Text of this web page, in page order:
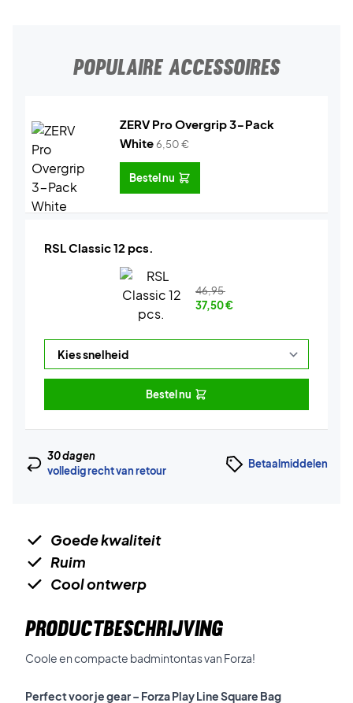
POPULAIRE ACCESSOIRES
ZERV Pro Overgrip 3-Pack
White6,50€
Bestel nu
RSL Classic 12 pcs.
46,95
37,50€
Bestel nu
30 dagen
volledig recht van retour
Betaalmiddelen
Goede kwaliteit
Ruim
Cool ontwerp
PRODUCTBESCHRIJVING
Coole en compacte badmintontas van Forza!
Perfect voor je gear – Forza Play Line Square Bag